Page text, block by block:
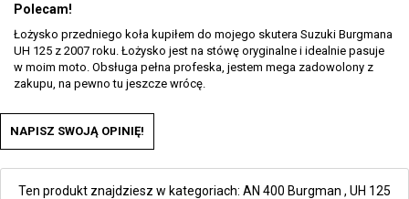
Polecam!
Łożysko przedniego koła kupiłem do mojego skutera Suzuki Burgmana
UH 125 z 2007 roku. Łożysko jest na stówę oryginalne i idealnie pasuje
w moim moto. Obsługa pełna profeska, jestem mega zadowolony z
zakupu, na pewno tu jeszcze wrócę.
NAPISZ SWOJĄ OPINIĘ!
Ten produkt znajdziesz w kategoriach: AN 400 Burgman , UH 125